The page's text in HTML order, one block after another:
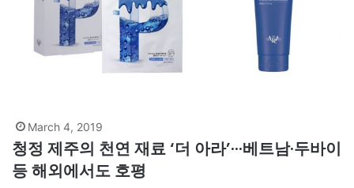
March 4, 2019
청정 제주의 천연 재료 ‘더 아라’···베트남·두바이
등 해외에서도 호평